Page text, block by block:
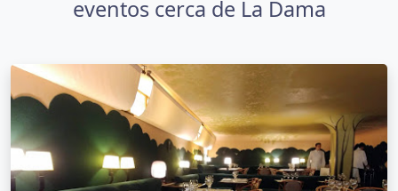
eventos cerca de La Dama